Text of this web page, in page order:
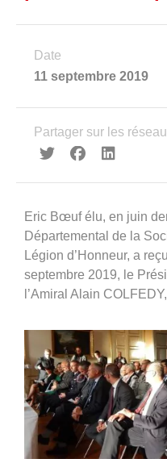
Nous
Accueil
360°
À propos
Réferences
Actualités
Découvrir Avinim
Ensemble en confiance
Date
11 septembre 2019
Partager sur les
Eric Bœuf élu, en juin
Départemental de la
Légion d’Honneur, a
septembre 2019, le
l’Amiral Alain